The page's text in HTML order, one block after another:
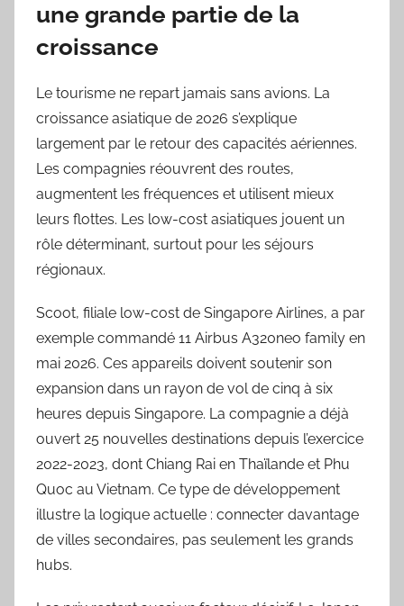
une grande partie de la
croissance
Le tourisme ne repart jamais sans avions. La
croissance asiatique de 2026 s’explique
largement par le retour des capacités aériennes.
Les compagnies réouvrent des routes,
augmentent les fréquences et utilisent mieux
leurs flottes. Les low-cost asiatiques jouent un
rôle déterminant, surtout pour les séjours
régionaux.
Scoot, filiale low-cost de Singapore Airlines, a par
exemple commandé 11 Airbus A320neo family en
mai 2026. Ces appareils doivent soutenir son
expansion dans un rayon de vol de cinq à six
heures depuis Singapore. La compagnie a déjà
ouvert 25 nouvelles destinations depuis l’exercice
2022-2023, dont Chiang Rai en Thaïlande et Phu
Quoc au Vietnam. Ce type de développement
illustre la logique actuelle : connecter davantage
de villes secondaires, pas seulement les grands
hubs.